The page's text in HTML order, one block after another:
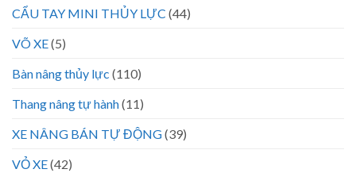
CẨU TAY MINI THỦY LỰC (44)
VÕ XE(5)
Bàn nâng thủy lực (110)
Thang nâng tự hành(11)
XE NÂNG BÁN TỰ ĐỘNG(39)
VỎ XE(42)